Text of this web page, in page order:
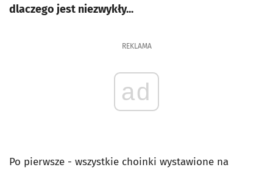
dlaczego jest niezwykły...
REKLAMA
ad
Po pierwsze - wszystkie choinki wystawione na